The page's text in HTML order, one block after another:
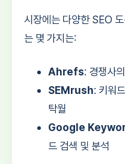
시장에는 다양한 SEO
는 몇 가지는:
Ahrefs: 경쟁사
SEMrush: 키워
탁월
Google
드 검색 및 분석